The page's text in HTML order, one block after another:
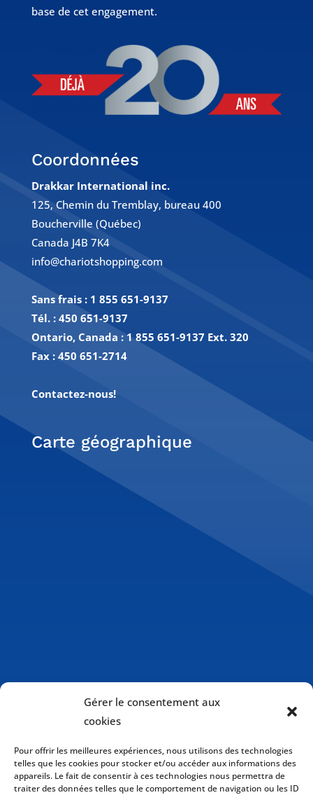
Gérer le consentement aux
cookies
Pour offrir les meilleures expériences, nous utilisons des technologies
telles que les cookies pour stocker et/ou accéder aux informations des
appareils. Le fait de consentir à ces technologies nous permettra de
traiter des données telles que le comportement de navigation ou les ID
base de cet engagement.
Coordonnées
Drakkar International inc.
125, Chemin du Tremblay, bureau 400
Boucherville (Québec)
Canada J4B 7K4
info@chariotshopping.com
Sans frais : 1 855 651-9137
Tél. : 450 651-9137
Ontario, Canada : 1 855 651-9137 Ext. 320
Fax : 450 651-2714
Contactez-nous!
Carte géographique